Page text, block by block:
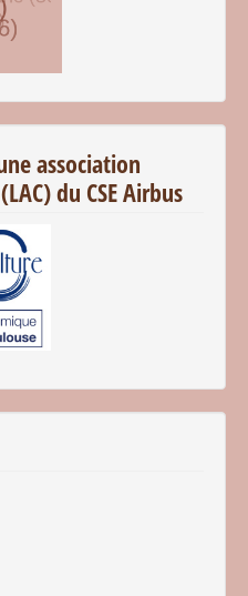
association
du CSE Airbus